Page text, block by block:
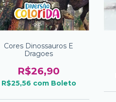
Cores Dinossauros E
Dragoes
R$26,90
R$25,56 com Boleto